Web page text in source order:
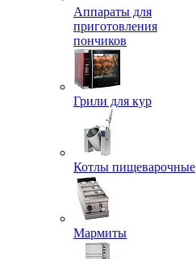
Аппараты для
приготовления
пончиков
Грили для кур
Котлы пищеварочные
Мармиты